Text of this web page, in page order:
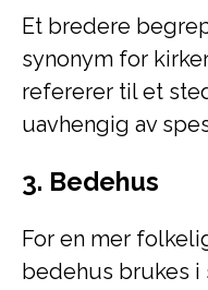
Et bredere
synonym for
refererer til et
uavhengig av
3. Bedehus
For en mer
bedehus brukes i